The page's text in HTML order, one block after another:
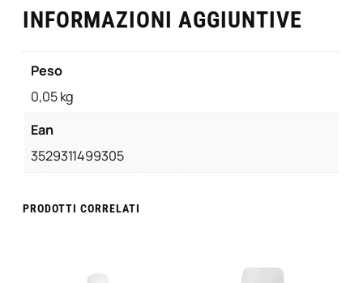
i
a
n
y
a
INFORMAZIONI AGGIUNTIVE
Peso
0,05 kg
Ean
3529311499305
PRODOTTI CORRELATI